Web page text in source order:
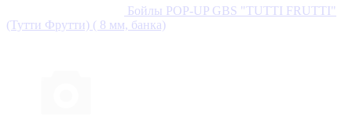
Бойлы POP-UP GBS "TUTTI FRUTTI"
(Тутти Фрутти) ( 8 мм, банка)